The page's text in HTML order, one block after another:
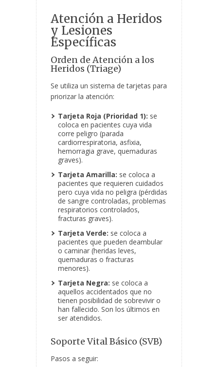
Atención a Heridos
y Lesiones
Específicas
Orden de Atención a los
Heridos (Triage)
Se utiliza un sistema de tarjetas para
priorizar la atención:
Tarjeta Roja (Prioridad 1): se
coloca en pacientes cuya vida
corre peligro (parada
cardiorrespiratoria, asfixia,
hemorragia grave, quemaduras
graves).
Tarjeta Amarilla: se coloca a
pacientes que requieren cuidados
pero cuya vida no peligra (pérdidas
de sangre controladas, problemas
respiratorios controlados,
fracturas graves).
Tarjeta Verde: se coloca a
pacientes que pueden deambular
o caminar (heridas leves,
quemaduras o fracturas
menores).
Tarjeta Negra: se coloca a
aquellos accidentados que no
tienen posibilidad de sobrevivir o
han fallecido. Son los últimos en
ser atendidos.
Soporte Vital Básico (SVB)
Pasos a seguir: